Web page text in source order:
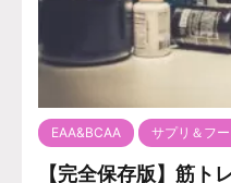
EAA&BCAA サプリ＆フ
【完全保存版】筋ト